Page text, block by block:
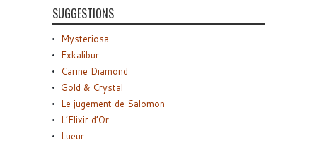
SUGGESTIONS
Mysteriosa
Exkalibur
Carine Diamond
Gold & Crystal
Le jugement de Salomon
L’Elixir d’Or
Lueur